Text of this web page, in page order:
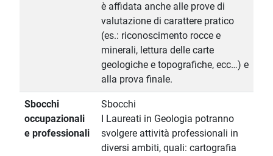
è affidata anche alle prove di
valutazione di carattere pratico
(es.: riconoscimento rocce e
minerali, lettura delle carte
geologiche e topografiche, ecc…) e
alla prova finale.
Sbocchi
occupazionali
e professionali
Sbocchi
I Laureati in Geologia potranno
svolgere attività professionali in
diversi ambiti, quali: cartografia